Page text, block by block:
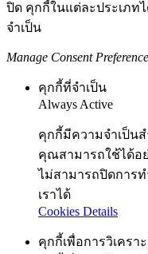
ปิด คุกกี้ในแต่ละประเภท
จำเป็น
Manage Consent
คุกกี้ที่จำเป็น
Always Active
คุกกี้มีความจำเป็น
คุณสามารถใช้ได้อ
ไม่สามารถปิดการ
เราได้
Cookies Details
คุกกี้เพื่อการวิเครา